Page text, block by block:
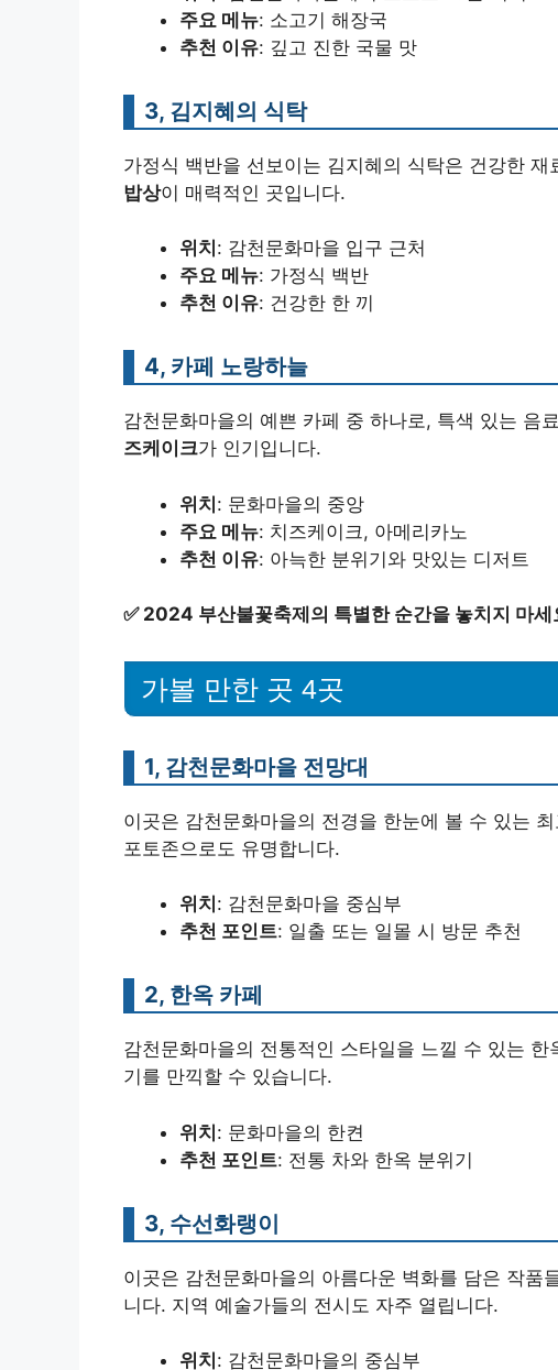
주요 메뉴: 소고기 해장국
추천 이유: 깊고 진한 국물 맛
3, 김지혜의 식탁
가정식 백반을 선보이는 김지혜의 식탁은 건강한
밥상이 매력적인 곳입니다.
위치 : 감천문화마을 입구 근처
주요 메뉴: 가정식 백반
추천 이유: 건강한 한 끼
4, 카페 노랑하늘
감천문화마을의 예쁜 카페 중 하나로, 특색 있는 음
즈케이크가 인기입니다.
위치: 문화마을의 중앙
주요 메뉴: 치즈케이크, 아메리카노
추천 이유: 아늑한 분위기와 맛있는 디저트
✅ 2024 부산불꽃축제의 특별한 순간을 놓치지 마세
가볼 만한 곳 4곳
1, 감천문화마을 전망대
이곳은 감천문화마을의 전경을 한눈에 볼 수 있는
포토존으로도 유명합니다.
위치 : 감천문화마을 중심부
추천 포인트: 일출 또는 일몰 시 방문 추천
2, 한옥 카페
감천문화마을의 전통적인 스타일을 느낄 수 있는
기를 만끽할 수 있습니다.
위치: 문화마을의 한켠
추천 포인트: 전통 차와 한옥 분위기
3, 수선화랭이
이곳은 감천문화마을의 아름다운 벽화를 담은 작품
니다. 지역 예술가들의 전시도 자주 열립니다.
위치 : 감천문화마을의 중심부